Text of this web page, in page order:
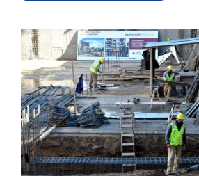
La
Deportes
Arte
y
Espectáculos
Policiales
Cartelera